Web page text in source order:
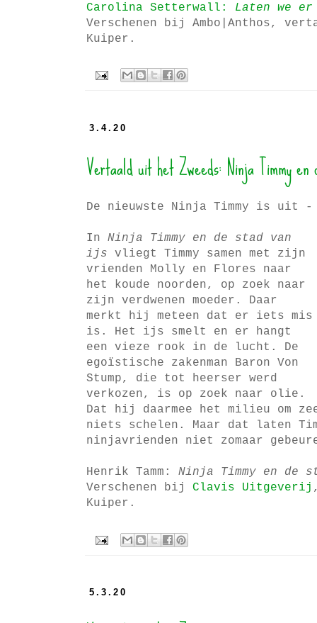
Carolina Setterwall: Laten we
Verschenen bij Ambo|Anthos,
Kuiper.
3.4.20
Vertaald uit het Zweeds: Ninja Timmy
De nieuwste Ninja Timmy is
In Ninja Timmy en de stad van
ijs vliegt Timmy samen met zijn
vrienden Molly en Flores naar
het koude noorden, op zoek naar
zijn verdwenen moeder. Daar
merkt hij meteen dat er iets mis
is. Het ijs smelt en er hangt
een vieze rook in de lucht. De
egoïstische zakenman Baron Von
Stump, die tot heerser werd
verkozen, is op zoek naar olie.
Dat hij daarmee het milieu om
niets schelen. Maar dat laten
ninjavrienden niet zomaar
Henrik Tamm: Ninja Timmy en de
Verschenen bij Clavis Uitgeverij
Kuiper.
5.3.20